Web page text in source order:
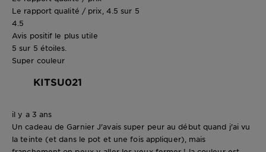
Le rapport qualité / prix, 4.5 sur 5
4.5
Avis positif le plus utile
5 sur 5 étoiles.
Super couleur
KITSU021
il y a 3 ans
Un cadeau de Garnier J'avais super peur au début quand j'ai vu
la teinte (et dans le pot et une fois appliquer), mais